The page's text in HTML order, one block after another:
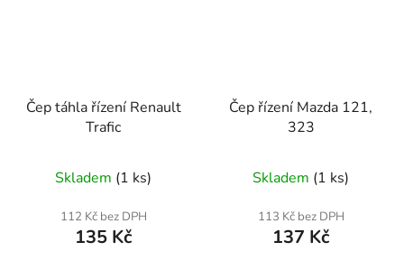
Čep táhla řízení Renault
Trafic
Skladem (1 ks)
112 Kč bez DPH
135 Kč
Čep řízení Mazda 121,
323
Skladem (1 ks)
113 Kč bez DPH
137 Kč